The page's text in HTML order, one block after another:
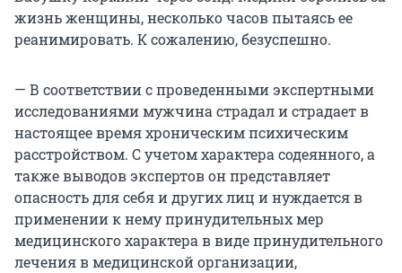
жизнь женщины, несколько часов пытаясь ее
реанимировать. К сожалению, безуспешно.
— В соответствии с проведенными экспертными
исследованиями мужчина страдал и страдает в
настоящее время хроническим психическим
расстройством. С учетом характера содеянного, а
также выводов экспертов он представляет
опасность для себя и других лиц и нуждается в
применении к нему принудительных мер
медицинского характера в виде принудительного
лечения в медицинской организации,